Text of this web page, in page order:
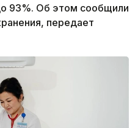
93%. Об этом сообщили
передает